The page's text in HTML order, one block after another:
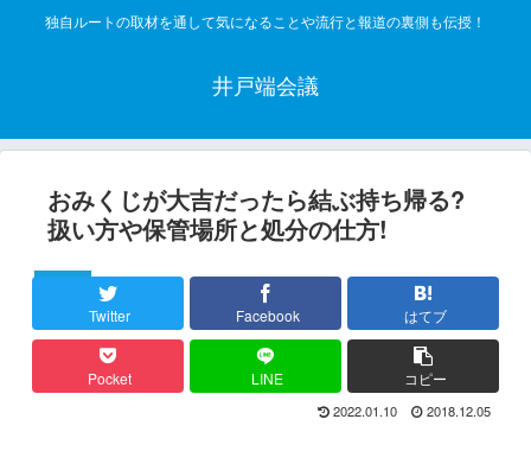
独自ルートの取材を通して気になることや流行と報道の裏側も伝授！
井戸端会議
おみくじが大吉だったら結ぶ持ち帰る?
扱い方や保管場所と処分の仕方!
Twitter Facebook はてブ
Pocket LINE コピー
2022.01.10 2018.12.05